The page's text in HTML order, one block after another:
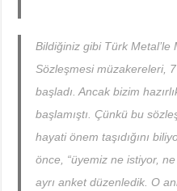
Bildiğiniz gibi Türk Metal’le
Sözleşmesi müzakereleri,
başladı. Ancak bizim
başlamıştı. Çünkü bu
hayati önem taşıdığını
önce, “üyemiz ne istiyor,
ayrı anket düzenledik. O